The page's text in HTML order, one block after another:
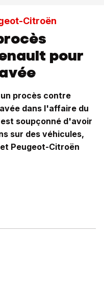
Citroën
pour
procès contre
dans l'affaire du
soupçonné d'avoir
sur des véhicules,
Peugeot-Citroën